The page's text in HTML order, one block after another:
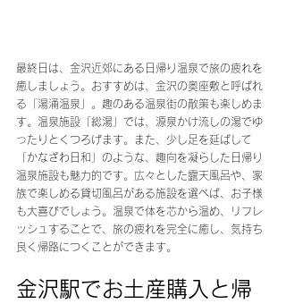
最終日は、金沢近郊にある日帰り温泉で旅の疲れを
癒しましょう。おすすめは、金沢の奥座敷と呼ばれ
る「湯涌温泉」。趣のある温泉街の散策も楽しめま
す。温泉施設「総湯」では、源泉かけ流しの湯でゆ
ったりとくつろげます。また、少し足を延ばして
「かなざわ日和」のような、趣向を凝らした日帰り
温泉施設も魅力的です。広々とした露天風呂や、家
族で楽しめる貸切風呂がある施設を選べば、お子様
も大喜びでしょう。温泉で体を芯から温め、リフレ
ッシュすることで、旅の疲れを完全に癒し、気持ち
良く帰路につくことができます。
金沢駅でお土産購入と帰